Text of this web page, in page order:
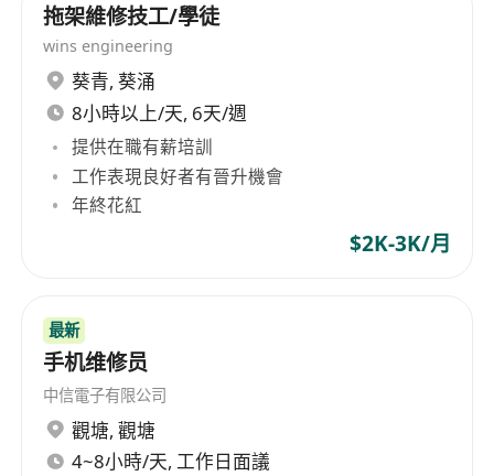
拖架維修技工/學徒
wins engineering
葵青, 葵涌
8小時以上/天, 6天/週
提供在職有薪培訓
工作表現良好者有晉升機會
年終花紅
$2K-3K/月
最新
手机维修员
中信電子有限公司
觀塘, 觀塘
4~8小時/天, 工作日面議